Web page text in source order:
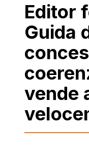
Editor
Guida
vende